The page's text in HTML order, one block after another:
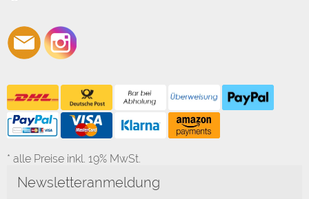
* alle Preise inkl. 19% MwSt.